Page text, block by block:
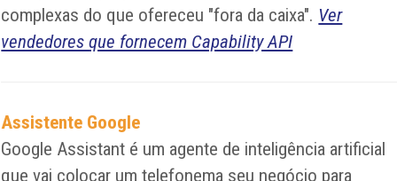
complexas do que ofereceu "fora da caixa". Ver
vendedores que fornecem Capability API
Assistente Google
Google Assistant é um agente de inteligência artificial
que vai colocar um telefonema seu negócio para